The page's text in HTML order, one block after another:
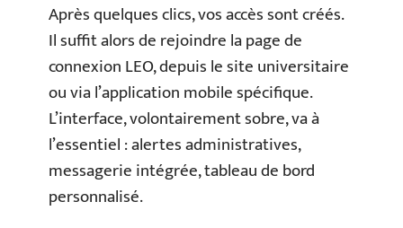
Après quelques clics, vos accès sont créés.
Il suffit alors de rejoindre la page de
connexion LEO, depuis le site universitaire
ou via l’application mobile spécifique.
L’interface, volontairement sobre, va à
l’essentiel : alertes administratives,
messagerie intégrée, tableau de bord
personnalisé.